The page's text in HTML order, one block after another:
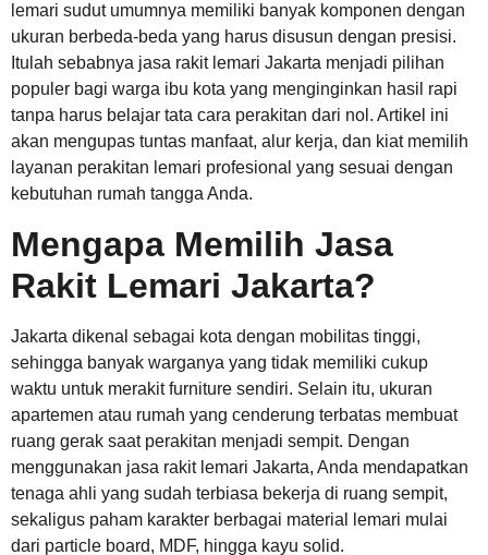
lemari sudut umumnya memiliki banyak komponen dengan
ukuran berbeda-beda yang harus disusun dengan presisi.
Itulah sebabnya jasa rakit lemari Jakarta menjadi pilihan
populer bagi warga ibu kota yang menginginkan hasil rapi
tanpa harus belajar tata cara perakitan dari nol. Artikel ini
akan mengupas tuntas manfaat, alur kerja, dan kiat memilih
layanan perakitan lemari profesional yang sesuai dengan
kebutuhan rumah tangga Anda.
Mengapa Memilih Jasa
Rakit Lemari Jakarta?
Jakarta dikenal sebagai kota dengan mobilitas tinggi,
sehingga banyak warganya yang tidak memiliki cukup
waktu untuk merakit furniture sendiri. Selain itu, ukuran
apartemen atau rumah yang cenderung terbatas membuat
ruang gerak saat perakitan menjadi sempit. Dengan
menggunakan jasa rakit lemari Jakarta, Anda mendapatkan
tenaga ahli yang sudah terbiasa bekerja di ruang sempit,
sekaligus paham karakter berbagai material lemari mulai
dari particle board, MDF, hingga kayu solid.